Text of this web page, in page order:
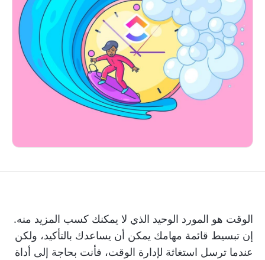
الوقت هو المورد الوحيد الذي لا يمكنك كسب المزيد منه.
إن تبسيط قائمة مهامك يمكن أن يساعدك بالتأكيد، ولكن
عندما ترسل استغاثة لإدارة الوقت، فأنت بحاجة إلى أداة